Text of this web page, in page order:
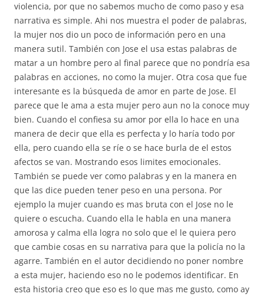
violencia, por que no sabemos mucho de como paso y esa
narrativa es simple. Ahi nos muestra el poder de palabras,
la mujer nos dio un poco de información pero en una
manera sutil. También con Jose el usa estas palabras de
matar a un hombre pero al final parece que no pondría esa
palabras en acciones, no como la mujer. Otra cosa que fue
interesante es la búsqueda de amor en parte de Jose. El
parece que le ama a esta mujer pero aun no la conoce muy
bien. Cuando el confiesa su amor por ella lo hace en una
manera de decir que ella es perfecta y lo haría todo por
ella, pero cuando ella se ríe o se hace burla de el estos
afectos se van. Mostrando esos limites emocionales.
También se puede ver como palabras y en la manera en
que las dice pueden tener peso en una persona. Por
ejemplo la mujer cuando es mas bruta con el Jose no le
quiere o escucha. Cuando ella le habla en una manera
amorosa y calma ella logra no solo que el le quiera pero
que cambie cosas en su narrativa para que la policía no la
agarre. También en el autor decidiendo no poner nombre
a esta mujer, haciendo eso no le podemos identificar. En
esta historia creo que eso es lo que mas me gusto, como ay